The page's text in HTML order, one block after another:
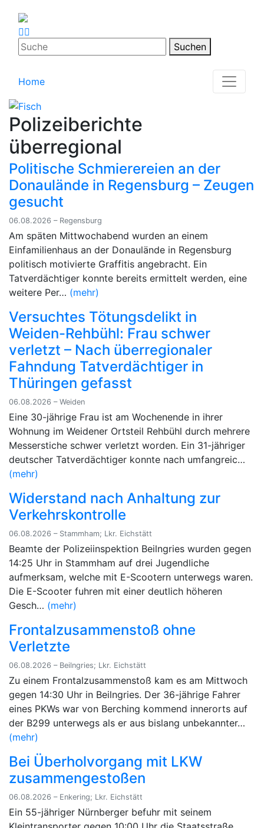
Suchen
Home
Polizeiberichte
überregional
Politische Schmierereien an der
Donaulände in Regensburg – Zeugen
gesucht
06.08.2026 – Regensburg
Am späten Mittwochabend wurden an einem
Einfamilienhaus an der Donaulände in Regensburg
politisch motivierte Graffitis angebracht. Ein
Tatverdächtiger konnte bereits ermittelt werden, eine
weitere Per… (mehr)
Versuchtes Tötungsdelikt in
Weiden-Rehbühl: Frau schwer
verletzt – Nach überregionaler
Fahndung Tatverdächtiger in
Thüringen gefasst
06.08.2026 – Weiden
Eine 30-jährige Frau ist am Wochenende in ihrer
Wohnung im Weidener Ortsteil Rehbühl durch mehrere
Messerstiche schwer verletzt worden. Ein 31-jähriger
deutscher Tatverdächtiger konnte nach umfangreic…
(mehr)
Widerstand nach Anhaltung zur
Verkehrskontrolle
06.08.2026 – Stammham; Lkr. Eichstätt
Beamte der Polizeiinspektion Beilngries wurden gegen
14:25 Uhr in Stammham auf drei Jugendliche
aufmerksam, welche mit E-Scootern unterwegs waren.
Die E-Scooter fuhren mit einer deutlich höheren
Gesch… (mehr)
Frontalzusammenstoß ohne
Verletzte
06.08.2026 – Beilngries; Lkr. Eichstätt
Zu einem Frontalzusammenstoß kam es am Mittwoch
gegen 14:30 Uhr in Beilngries. Der 36-jährige Fahrer
eines PKWs war von Berching kommend innerorts auf
der B299 unterwegs als er aus bislang unbekannter…
(mehr)
Bei Überholvorgang mit LKW
zusammengestoßen
06.08.2026 – Enkering; Lkr. Eichstätt
Ein 55-jähriger Nürnberger befuhr mit seinem